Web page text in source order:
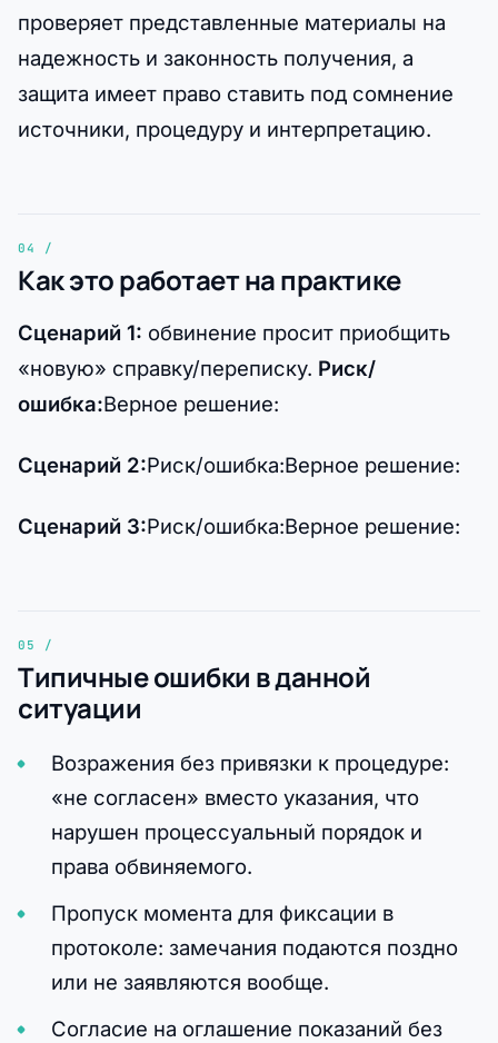
проверяет представленные материалы на
надежность и законность получения, а
защита имеет право ставить под сомнение
источники, процедуру и интерпретацию.
Как это работает на практике
Сценарий 1: обвинение просит приобщить
«новую» справку/переписку. Риск/
ошибка:Верное решение:
Сценарий 2:Риск/ошибка:Верное решение:
Сценарий 3:Риск/ошибка:Верное решение:
Типичные ошибки в данной
ситуации
Возражения без привязки к процедуре:
«не согласен» вместо указания, что
нарушен процессуальный порядок и
права обвиняемого.
Пропуск момента для фиксации в
протоколе: замечания подаются поздно
или не заявляются вообще.
Согласие на оглашение показаний без